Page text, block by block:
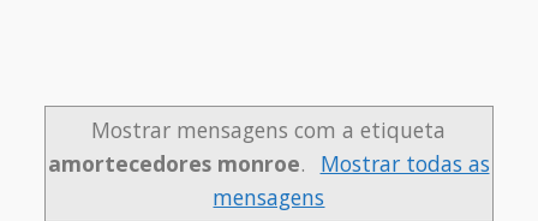
Mostrar mensagens com a etiqueta
amortecedores monroe.
Mostrar todas as
mensagens